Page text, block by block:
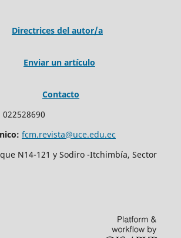
Directrices del autor/a
Enviar un artículo
Contacto
022528690
fcm.revista@uce.edu.ec
N14-121 y Sodiro -Itchimbía, Sector